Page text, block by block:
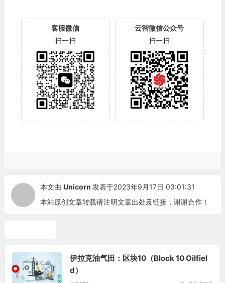
客服微信
扫一扫
云智微信公众号
扫一扫
本文由 Unicorn 发表于2023年9月17日 03:01:31
本站原创文章转载请注明文章出处及链接，谢谢合作！
伊拉克油气田：区块10（Block 10 Oilfiel
d）